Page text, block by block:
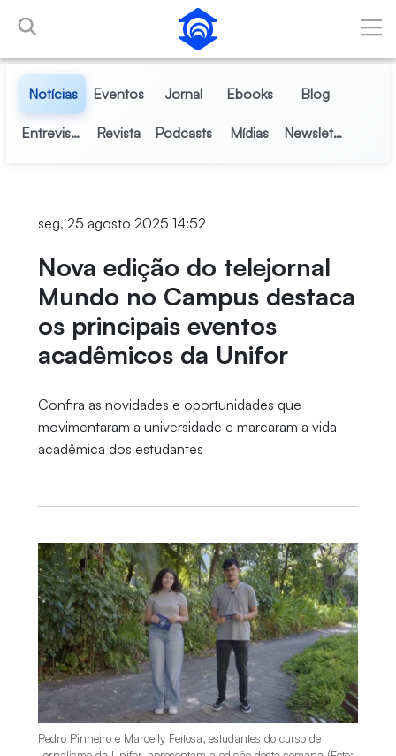
Pular para o Conteúdo principal
Notícias Eventos Jornal Ebooks Blog
Entrevistas Revista Podcasts Mídias Newsletter
seg, 25 agosto 2025 14:52
Nova edição do telejornal
Mundo no Campus destaca
os principais eventos
acadêmicos da Unifor
Confira as novidades e oportunidades que
movimentaram a universidade e marcaram a vida
acadêmica dos estudantes
Pedro Pinheiro e Marcelly Feitosa, estudantes do curso de